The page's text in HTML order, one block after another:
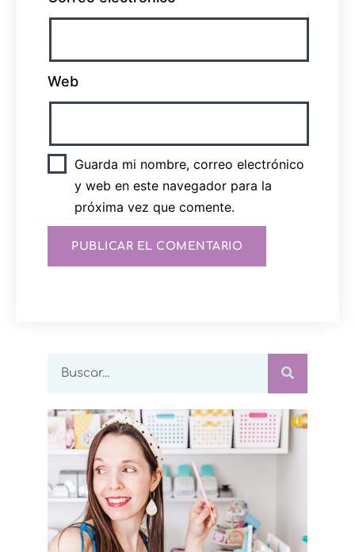
Web
Guarda mi nombre, correo electrónico
y web en este navegador para la
próxima vez que comente.